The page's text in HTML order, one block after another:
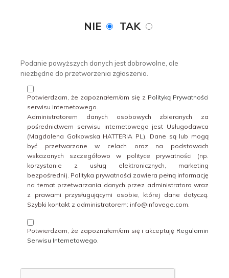
NIE TAK
Podanie powyższych danych jest dobrowolne, ale
niezbędne do przetworzenia zgłoszenia.
Potwierdzam, że zapoznałem/am się z Polityką Prywatności
serwisu internetowego.
Administratorem danych osobowych zbieranych za
pośrednictwem serwisu internetowego jest Usługodawca
(Magdalena Gałkowska HATTERIA PL). Dane są lub mogą
być przetwarzane w celach oraz na podstawach
wskazanych szczegółowo w polityce prywatności (np.
korzystanie z usług elektronicznych, marketing
bezpośredni). Polityka prywatności zawiera pełną informację
na temat przetwarzania danych przez administratora wraz
z prawami przysługującymi osobie, której dane dotyczą.
Szybki kontakt z administratorem: info@infovege.com.
Potwierdzam, że zapoznałem/am się i akceptuję Regulamin
Serwisu Internetowego.